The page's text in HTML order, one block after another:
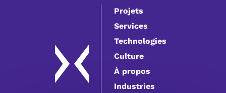
Projets
Services
Technologies
Culture
À propos
Industries